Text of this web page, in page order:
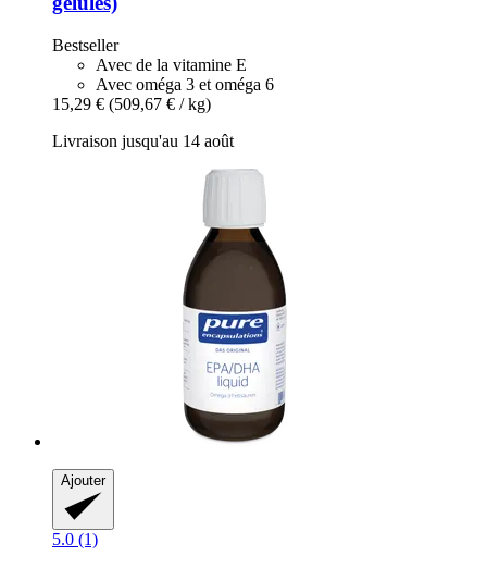
Bestseller
Avec de la vitamine E
Avec oméga 3 et oméga 6
15,29 € (509,67 € / kg)
Livraison jusqu'au 14 août
Ajouter
5.0 (1)